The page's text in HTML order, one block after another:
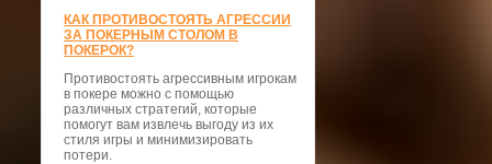
КАК ПРОТИВОСТОЯТЬ АГРЕССИИ
ЗА ПОКЕРНЫМ СТОЛОМ В
ПОКЕРОК?
Противостоять агрессивным игрокам
в покере можно с помощью
различных стратегий, которые
помогут вам извлечь выгоду из их
стиля игры и минимизировать
потери.